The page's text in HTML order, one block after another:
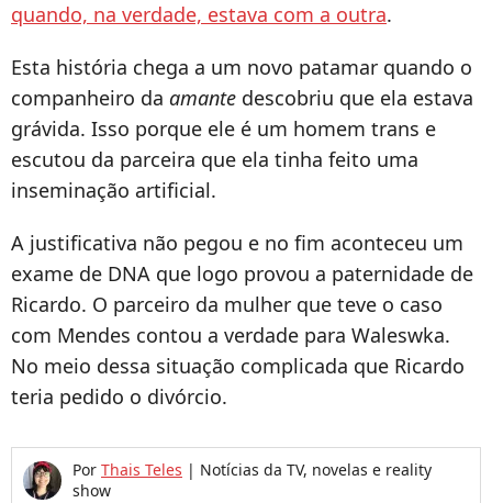
quando, na verdade, estava com a outra.
Esta história chega a um novo patamar quando o
companheiro da amante descobriu que ela estava
grávida. Isso porque ele é um homem trans e
escutou da parceira que ela tinha feito uma
inseminação artificial.
A justificativa não pegou e no fim aconteceu um
exame de DNA que logo provou a paternidade de
Ricardo. O parceiro da mulher que teve o caso
com Mendes contou a verdade para Waleswka.
No meio dessa situação complicada que Ricardo
teria pedido o divórcio.
Por Thais Teles | Notícias da TV, novelas e reality
show